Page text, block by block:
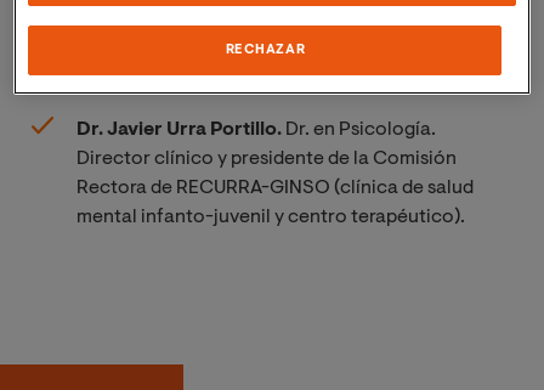
cívico y la conciencia individual.
Ponente
Dr.Javier Urra Portillo. Dr. en Psicología.
Director clínico y presidente de la Comisión
Rectora de RECURRA-GINSO (clínica de salud
mental infanto-juvenil y centro terapéutico).
RECHAZAR